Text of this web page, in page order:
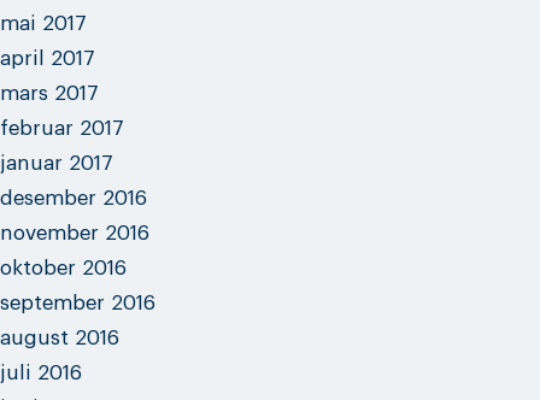
mai 2017
april 2017
mars 2017
februar 2017
januar 2017
desember 2016
november 2016
oktober 2016
september 2016
august 2016
juli 2016